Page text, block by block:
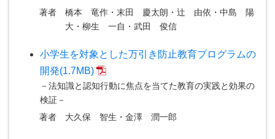
著者
橋本 竜作・末田 慶太朗・辻 由依・中島 陽
大・柳生 一自・武田 俊信
小学生を対象とした万引き防止教育プログラムの
開発(1.7MB)
－法知識と認知行動に焦点を当てた教育の実践と効果の
検証－
著者
大久保 智生・金澤 潤一郎